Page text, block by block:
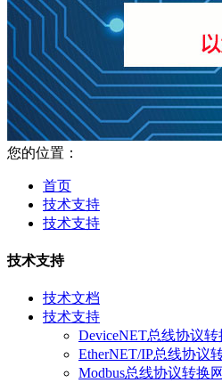
您的位置：
首页
技术支持
技术支持
技术支持
技术文档
技术支持
DeviceNET总线协议转
EtherNET/IP总线协议
Modbus总线协议转换